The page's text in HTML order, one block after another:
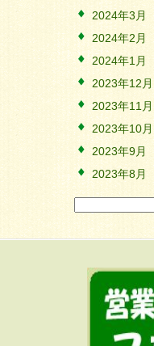
2024年3月
2024年2月
2024年1月
2023年12月
2023年11月
2023年10月
2023年9月
2023年8月
検
索: